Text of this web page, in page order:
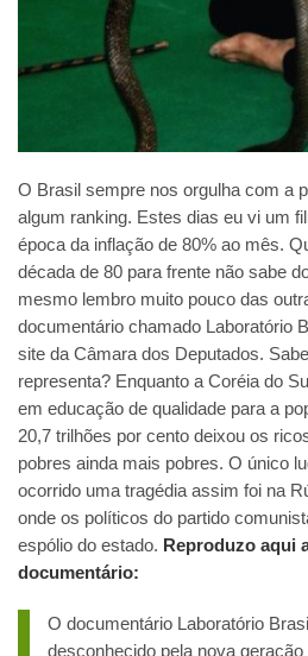
O Brasil sempre nos orgulha com a
algum ranking. Estes dias eu vi um
época da inflação de 80% ao mês.
década de 80 para frente não sabe
mesmo lembro muito pouco das
documentário chamado Laboratório
site da Câmara dos Deputados.
representa? Enquanto a Coréia do
em educação de qualidade para a
20,7 trilhões por cento deixou os
pobres ainda mais pobres. O único
ocorrido uma tragédia assim foi na
onde os políticos do partido
espólio do estado. Reproduzo aqui
documentário:
O documentário Laboratório
desconhecido pela nova